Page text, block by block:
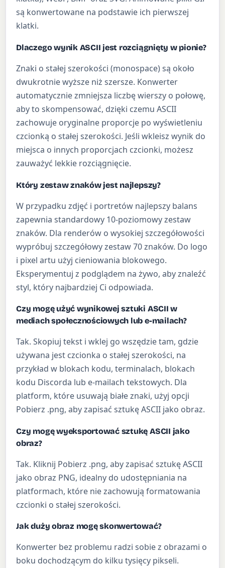
są konwertowane na podstawie ich pierwszej
klatki.
Dlaczego wynik ASCII jest rozciągnięty w pionie?
Znaki o stałej szerokości (monospace) są około
dwukrotnie wyższe niż szersze. Konwerter
automatycznie zmniejsza liczbę wierszy o połowę,
aby to skompensować, dzięki czemu ASCII
zachowuje oryginalne proporcje po wyświetleniu
czcionką o stałej szerokości. Jeśli wkleisz wynik do
miejsca o innych proporcjach czcionki, możesz
zauważyć lekkie rozciągnięcie.
Który zestaw znaków jest najlepszy?
W przypadku zdjęć i portretów najlepszy balans
zapewnia standardowy 10-poziomowy zestaw
znaków. Dla renderów o wysokiej szczegółowości
wypróbuj szczegółowy zestaw 70 znaków. Do logo
i pixel artu użyj cieniowania blokowego.
Eksperymentuj z podglądem na żywo, aby znaleźć
styl, który najbardziej Ci odpowiada.
Czy mogę użyć wynikowej sztuki ASCII w
mediach społecznościowych lub e-mailach?
Tak. Skopiuj tekst i wklej go wszędzie tam, gdzie
używana jest czcionka o stałej szerokości, na
przykład w blokach kodu, terminalach, blokach
kodu Discorda lub e-mailach tekstowych. Dla
platform, które usuwają białe znaki, użyj opcji
Pobierz .png, aby zapisać sztukę ASCII jako obraz.
Czy mogę wyeksportować sztukę ASCII jako
obraz?
Tak. Kliknij Pobierz .png, aby zapisać sztukę ASCII
jako obraz PNG, idealny do udostępniania na
platformach, które nie zachowują formatowania
czcionki o stałej szerokości.
Jak duży obraz mogę skonwertować?
Konwerter bez problemu radzi sobie z obrazami o
boku dochodzącym do kilku tysięcy pikseli.